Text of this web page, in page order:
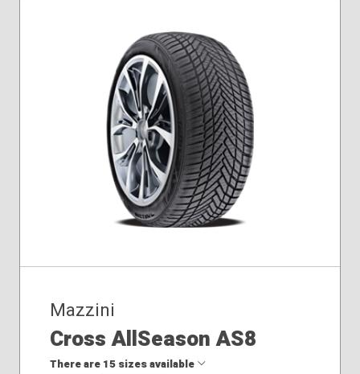
Mazzini
Cross AllSeason AS8
There are 15 sizes available